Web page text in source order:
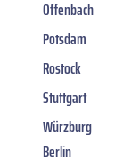
Offenbach
Potsdam
Rostock
Stuttgart
Würzburg
Berlin